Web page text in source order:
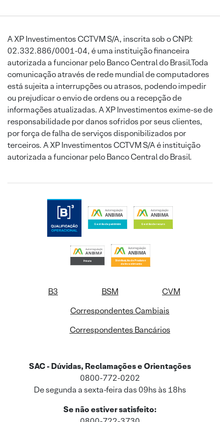
A XP Investimentos CCTVM S/A, inscrita sob o CNPJ:
02.332.886/0001-04, é uma instituição financeira
autorizada a funcionar pelo Banco Central do Brasil.Toda
comunicação através de rede mundial de computadores
está sujeita a interrupções ou atrasos, podendo impedir
ou prejudicar o envio de ordens ou a recepção de
informações atualizadas. A XP Investimentos exime-se de
responsabilidade por danos sofridos por seus clientes,
por força de falha de serviços disponibilizados por
terceiros. A XP Investimentos CCTVM S/A é instituição
autorizada a funcionar pelo Banco Central do Brasil.
B3 BSM
CVM
Correspondentes Cambiais
Correspondentes Bancários
SAC - Dúvidas, Reclamações e Orientações
0800-772-0202
De segunda a sexta-feira das 09hs às 18hs
Se não estiver satisfeito: